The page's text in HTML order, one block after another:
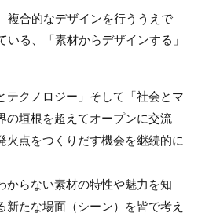
複合的なデザインを行ううえで
る、「素材からデザインする」
クノロジー」そして「社会とマ
の垣根を超えてオープンに交流
火点をつくりだす機会を継続的に
からない素材の特性や魅力を知
新たな場面（シーン）を皆で考え